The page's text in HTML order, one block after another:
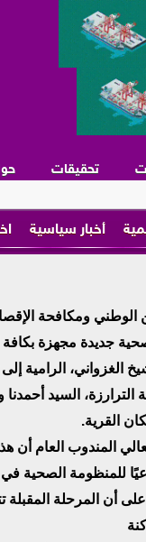
تحقيقات
أخبار سياسية
ومكافحة الإقصاء
جديدة مجهزة بكافة
الغزواني، الرامية
السيد أحمدنا
القرية.
المندوب العام
للمنظومة الصحية في
أن المرحلة المقبلة